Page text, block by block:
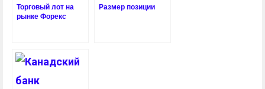
Торговый лот на
рынке Форекс
Размер позиции